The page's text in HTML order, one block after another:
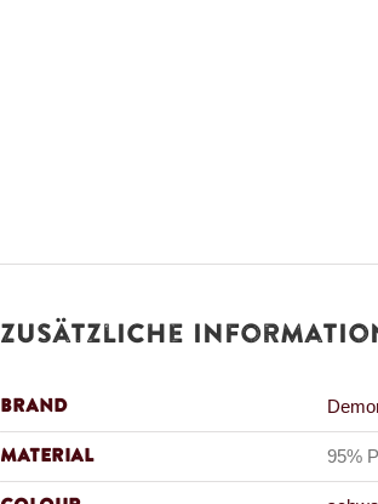
Zusätzliche
Brand
Material 95%